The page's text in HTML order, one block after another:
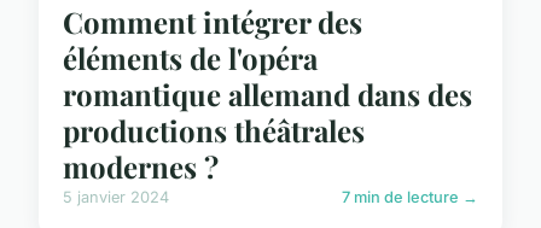
Comment intégrer des
éléments de l'opéra
romantique allemand dans des
productions théâtrales
modernes ?
5 janvier 2024 7 min de lecture →